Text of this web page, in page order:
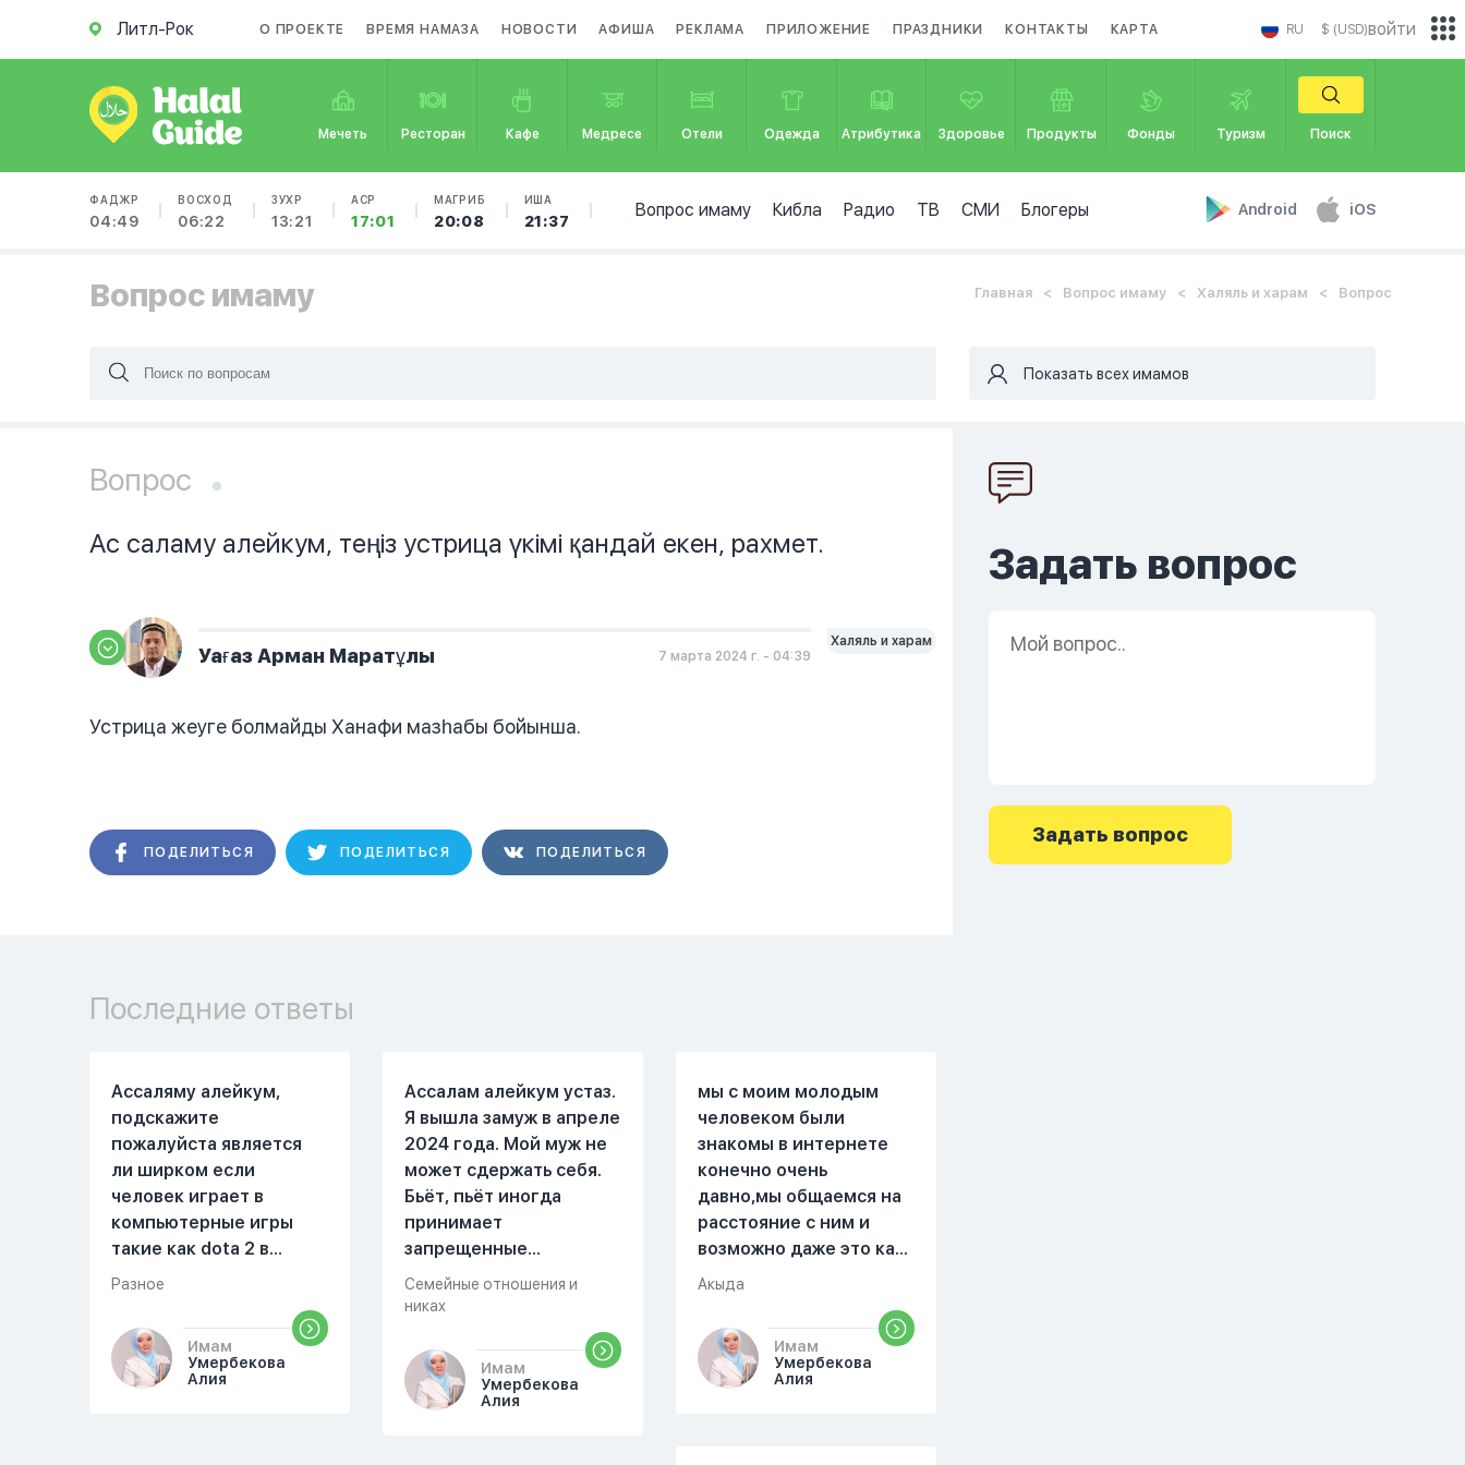
Литл-Рок О ПРОЕКТЕ ВРЕМЯ НАМАЗА НОВОСТИ АФИША РЕКЛАМА ПРИЛОЖЕНИЕ ПРАЗДНИКИ КОНТАКТЫ КАРТА RU $ (USD)
Мечеть Ресторан Кафе Медресе Отели Одежда Атрибутика Здоровье Продукты Фонды Туризм Поиск
ФАДЖР
04:49
ВОСХОД
06:22
ЗУХР
13:21
АСР
17:01
МАГРИБ
20:08
ИША
21:37
Вопрос имаму Кибла Радио ТВ СМИ Блогеры Android iOS
войти
Вопрос имаму Главная Вопрос имаму Халяль и харам Вопрос
Показать всех имамов
Вопрос
Ас саламу алейкум, теңіз устрица үкімі қандай екен, рахмет.
Уағаз Арман Маратұлы 7 марта 2024 г. - 04:39
Халяль и харам
Устрица жеуге болмайды Ханафи мазһабы бойынша.
ПОДЕЛИТЬСЯ ПОДЕЛИТЬСЯ ПОДЕЛИТЬСЯ
Задать вопрос
Последние ответы
Ассаляму алейкум,
подскажите
пожалуйста является
ли ширком если
человек играет в
компьютерные игры
такие как dota 2 в
которых присутствует
идолопоклонство,
такие надписи как
«богоподобие»,
Разное
Имам
Умербекова
Алия
Ассалам алейкум устаз.
Я вышла замуж в апреле
2024 года. Мой муж не
может сдержать себя.
Бьёт, пьёт иногда
принимает
запрещенные
вещества. Он стал
избивать меня уже на
совместной жизни.
Причины были разные."
Я вышла в магазин, не
Семейные отношения и
никах
Имам
Умербекова
Алия
мы с моим молодым
человеком были
знакомы в интернете
конечно очень
давно,мы общаемся на
расстояние с ним и
возможно даже это как
то помешало,знаю о 17
прочитать два раза
истихар намаз,первый
раз я прочитала до
Акыда
Имам
Умербекова
Алия